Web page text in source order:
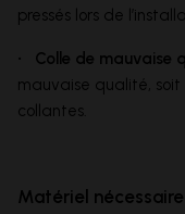
pressés lors de
• Colle de mauvaise
mauvaise qualité,
collantes.
Matériel